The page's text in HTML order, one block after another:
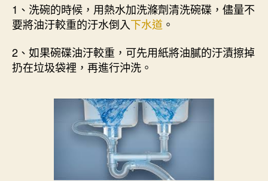
1、洗碗的時候，用熱水加洗滌劑清洗碗碟，儘量不
要將油汙較重的汙水倒入下水道 。
2、如果碗碟油汙較重，可先用紙將油膩的汙漬擦掉
扔在垃圾袋裡，再進行沖洗。